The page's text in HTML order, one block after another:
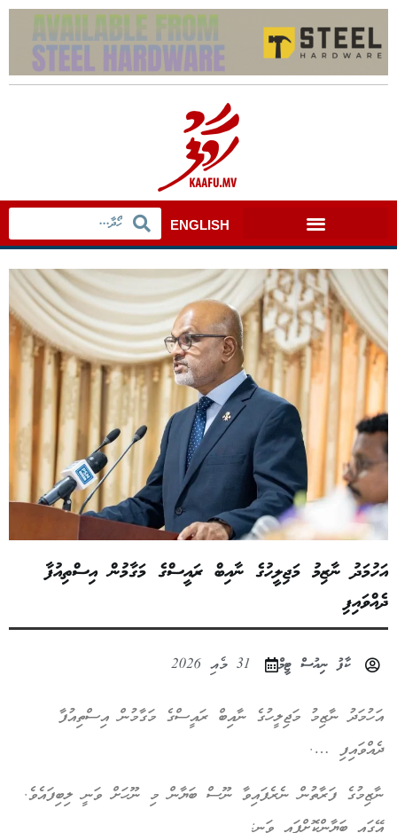
ENGLISH
އަހުމަދު ނާޒިމު މަޖިލީހުގެ ނާއިބް ރައީސްގެ މަގާމުން އިސްތިއުފާ
ދެއްވައިފި
ކާފު ނިއުސް ޓީމް 31 މެއި 2026
އަހުމަދު ނާޒިމު މަޖިލީހުގެ ނާއިބް ރައީސްގެ މަގާމުން އިސްތިއުފާ
ދެއްވައިފި ….
ނާޒިމުގެ ފަރާތުން ނެރެފައިވާ ނޫސް ބަޔާން މި ނޫހަށް ވަނީ ލިބިފައެވެ.